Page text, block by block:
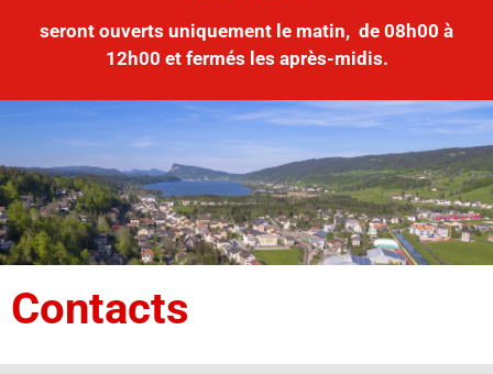
seront ouverts uniquement le matin, de 08h00 à
12h00 et fermés les après-midis.
Contacts